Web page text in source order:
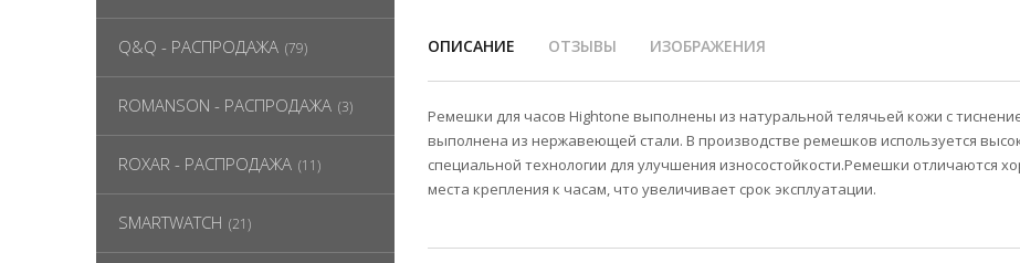
ОПИСАНИЕ ОТЗЫВЫ ИЗОБРАЖЕНИЯ
Ремешки для часов Hightone выполнены из натуральной телячьей кожи с
выполнена из нержавеющей стали. В производстве ремешков используется
специальной технологии для улучшения износостойкости.Ремешки отличаются
места крепления к часам, что увеличивает срок эксплуатации.
Q&Q - РАСПРОДАЖА (79)
ROMANSON - РАСПРОДАЖА (3)
ROXAR - РАСПРОДАЖА (11)
SMARTWATCH (21)